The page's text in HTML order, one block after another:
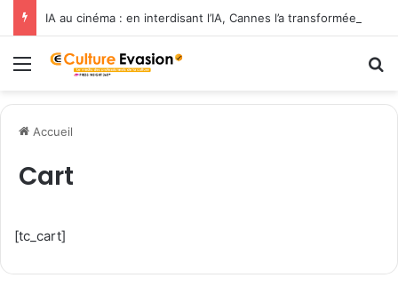
Menu
Accueil
Cart
[tc_cart]